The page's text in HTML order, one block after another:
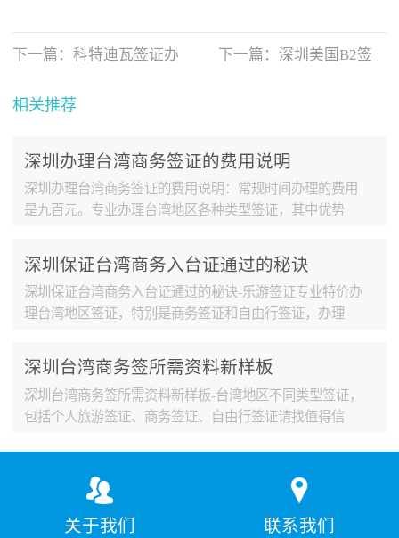
下一篇： 科特迪瓦签证办
下一篇： 深圳美国B2签
相关推荐
深圳办理台湾商务签证的费用说明
深圳办理台湾商务签证的费用说明：常规时间办理的费用
是九百元。专业办理台湾地区各种类型签证，其中优势
深圳保证台湾商务入台证通过的秘诀
深圳保证台湾商务入台证通过的秘诀-乐游签证专业特价办
理台湾地区签证，特别是商务签证和自由行签证，办理
深圳台湾商务签所需资料新样板
深圳台湾商务签所需资料新样板-台湾地区不同类型签证，
包括个人旅游签证、商务签证、自由行签证请找值得信
关于我们 联系我们